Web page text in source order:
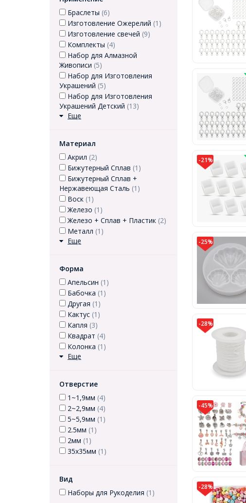
Браслеты (6)
Изготовление Ожерелий (1)
Изготовление свечей (9)
Комплекты (4)
Набор для Алмазной
Живописи (5)
Набор для Изготовления
Украшений (5)
Набор для Изготовления
Украшений Детский (13)
Еще
Материал
Акрил (2)
Бижутерный Сплав (1)
Бижутерный Сплав +
Нержавеющая Сталь (1)
Воск (1)
Железо (1)
Железо + Сплав + Пластик (2)
Металл (1)
Еще
Форма
Апельсин (1)
Бабочка (1)
Другая (1)
Кактус (1)
Капля (3)
Квадрат (4)
Колонка (1)
Еще
Отверстие
1~1,9мм (4)
2~2,9мм (4)
5~5,9мм (1)
2.5мм (1)
2мм (1)
35х35мм (1)
Вид
Наборы для Рукоделия (1)
-21%
-25%
-28%
-45%
-28%